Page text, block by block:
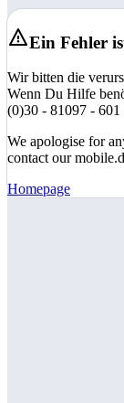
Ein Fehler
Wir bitten die
Wenn Du Hilfe
(0)30 - 81097 -
We apologise for
contact our
Homepage